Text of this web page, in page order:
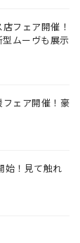
フェア開催！
ムーヴも展示
フェア開催！豪
始！見て触れ